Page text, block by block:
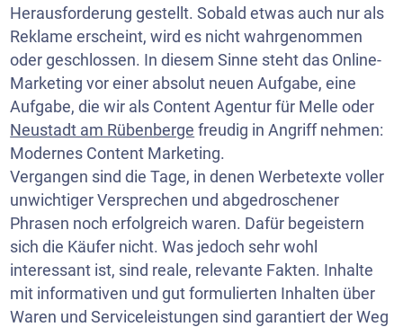
Herausforderung gestellt. Sobald etwas auch nur als
Reklame erscheint, wird es nicht wahrgenommen
oder geschlossen. In diesem Sinne steht das Online-
Marketing vor einer absolut neuen Aufgabe, eine
Aufgabe, die wir als Content Agentur für Melle oder
Neustadt am Rübenberge freudig in Angriff nehmen:
Modernes Content Marketing.
Vergangen sind die Tage, in denen Werbetexte voller
unwichtiger Versprechen und abgedroschener
Phrasen noch erfolgreich waren. Dafür begeistern
sich die Käufer nicht. Was jedoch sehr wohl
interessant ist, sind reale, relevante Fakten. Inhalte
mit informativen und gut formulierten Inhalten über
Waren und Serviceleistungen sind garantiert der Weg